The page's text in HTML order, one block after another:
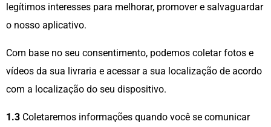
legítimos interesses para melhorar, promover e salvaguardar
o nosso aplicativo.
Com base no seu consentimento, podemos coletar fotos e
vídeos da sua livraria e acessar a sua localização de acordo
com a localização do seu dispositivo.
1.3 Coletaremos informações quando você se comunicar